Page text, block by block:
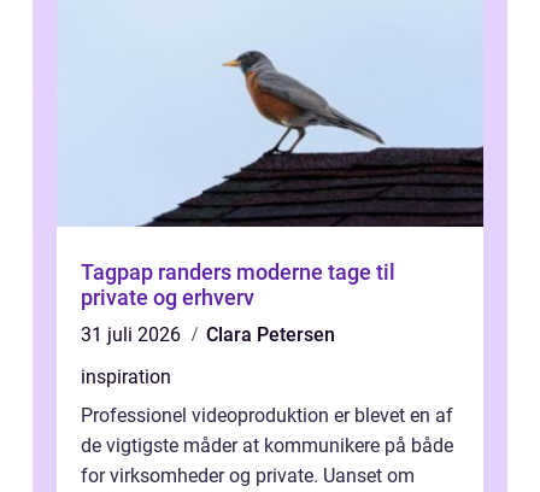
Tagpap randers moderne tage til
private og erhverv
31 juli 2026
Clara Petersen
inspiration
Professionel videoproduktion er blevet en af
de vigtigste måder at kommunikere på både
for virksomheder og private. Uanset om